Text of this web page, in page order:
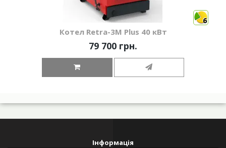
6
Котел Retra-3М Plus 40 кВт
79 700 грн.
Інформація